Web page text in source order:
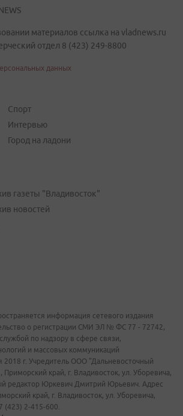
материалов ссылка на vladnews.ru
отдел 8 (423) 249-8800
данных
Спорт
Интервью
Город на ладони
газеты "Владивосток"
новостей
информация сетевого издания
о регистрации СМИ ЭЛ № ФС 77 - 72742,
по надзору в сфере связи,
и массовых коммуникаций
2018 г. Учредитель ООО "Дальневосточный
край, г. Владивосток, ул. Уборевича,
редактор Юркевич Дмитрий Юрьевич. Адрес
край, г. Владивосток, ул. Уборевича,
(423) 2-415-600.